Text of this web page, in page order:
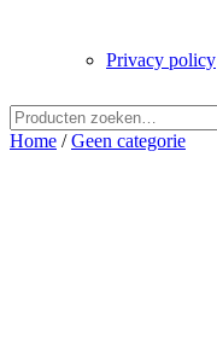
Privacy policy
naar:
Home /Geen categorie